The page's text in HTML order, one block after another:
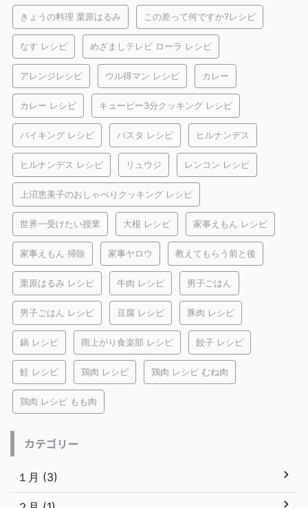
きょうの料理 栗原はるみ この差って何ですか?レシピ
なす レシピ めざましテレビ ローラ レシピ
アレンジレシピ ウル得マン レシピ カレー
カレー レシピ キューピー3分クッキング レシピ
バイキング レシピ パスタ レシピ ヒルナンデス
ヒルナンデス レシピ リュウジ レンコン レシピ
上沼恵美子のおしゃべりクッキング レシピ
世界一受けたい授業 大根 レシピ 家事えもん レシピ
家事えもん 掃除 家事ヤロウ 教えてもらう前と後
栗原はるみ レシピ 牛肉 レシピ 男子ごはん
男子ごはん レシピ 豆腐 レシピ 豚肉 レシピ
鍋 レシピ 雨上がり食楽部 レシピ 餃子 レシピ
鮭 レシピ 鶏肉 レシピ 鶏肉 レシピ むね肉
鶏肉 レシピ もも肉
カテゴリー
１月 (3)